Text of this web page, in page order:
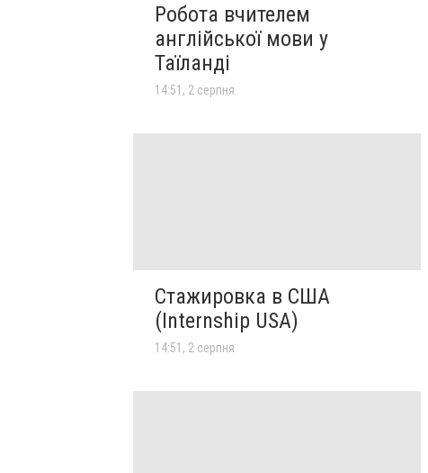
Робота вчителем
англійської мови у
Таїланді
14:51, 2 серпня
Стажировка в США
(Internship USA)
14:51, 2 серпня